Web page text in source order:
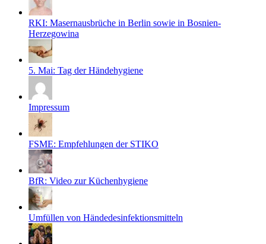
RKI: Masernausbrüche in Berlin sowie in Bosnien-
Herzegowina
5. Mai: Tag der Händehygiene
Impressum
FSME: Empfehlungen der STIKO
BfR: Video zur Küchenhygiene
Umfüllen von Händedesinfektionsmitteln